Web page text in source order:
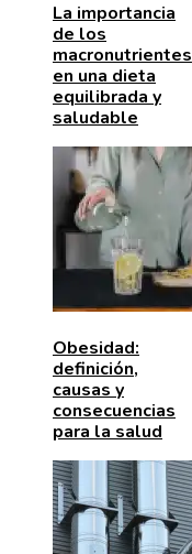
La importancia
de los
macronutrientes
en una dieta
equilibrada y
saludable
Obesidad:
definición,
causas y
consecuencias
para la salud